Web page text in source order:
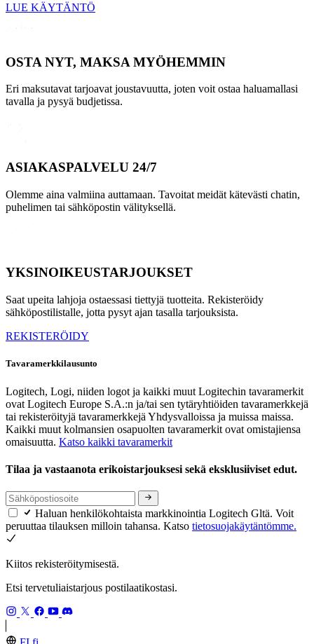
LUE KÄYTÄNTÖ
OSTA NYT, MAKSA MYÖHEMMIN
Eri maksutavat tarjoavat joustavuutta, joten voit ostaa haluamallasi
tavalla ja pysyä budjetissa.
ASIAKASPALVELU 24/7
Olemme aina valmiina auttamaan. Tavoitat meidät kätevästi chatin,
puhelimen tai sähköpostin välityksellä.
YKSINOIKEUSTARJOUKSET
Saat upeita lahjoja ostaessasi tiettyjä tuotteita. Rekisteröidy
sähköpostilistalle, jotta pysyt ajan tasalla tarjouksista.
REKISTERÖIDY
Tavaramerkkilausunto
Logitech, Logi, niiden logot ja kaikki muut Logitechin tavaramerkit
ovat Logitech Europe S.A.:n ja/tai sen tytäryhtiöiden tavaramerkkejä
tai rekisteröityjä tavaramerkkejä Yhdysvalloissa ja muissa maissa.
Kaikki muut kolmansien osapuolten tavaramerkit ovat omistajiensa
omaisuutta. Katso kaikki tavaramerkit
Tilaa ja vastaanota erikoistarjouksesi sekä eksklusiiviset edut.
Haluan henkilökohtaista markkinointia Logitech Gltä. Voit
peruuttaa tilauksen milloin tahansa. Katso tietosuojakäytäntömme.
Kiitos rekisteröitymisestä.
Etsi tervetuliaistarjous postilaatikostasi.